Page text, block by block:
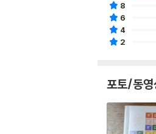
8
6
4
2
포토/동